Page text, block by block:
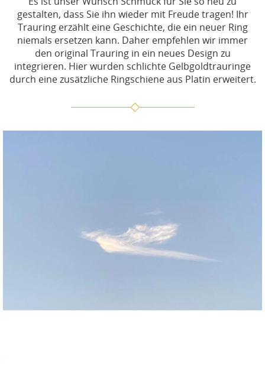
gestalten, dass Sie ihn wieder mit Freude tragen! Ihr
Trauring erzählt eine Geschichte, die ein neuer Ring
niemals ersetzen kann. Daher empfehlen wir immer
den original Trauring in ein neues Design zu
integrieren. Hier wurden schlichte Gelbgoldtrauringe
durch eine zusätzliche Ringschiene aus Platin erweitert.